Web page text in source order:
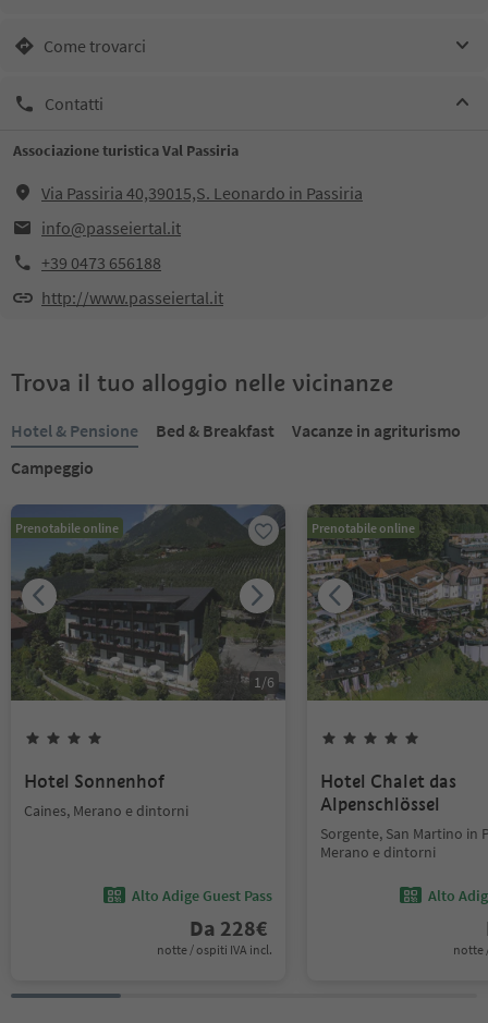
Come trovarci
Contatti
Associazione turistica Val Passiria
Via Passiria 40,39015,S. Leonardo in Passiria
info@passeiertal.it
+39 0473 656188
http://www.passeiertal.it
Trova il tuo alloggio nelle vicinanze
Hotel & Pensione Bed & Breakfast
Vacanze in agriturismo
Campeggio
Prenotabile online
1/6
Hotel Sonnenhof
Caines, Merano e dintorni
Alto Adige Guest Pass
Da 228€
notte / ospiti IVA incl.
Prenotabile online
Hotel Chalet das
Alpenschlössel
Sorgente, San Martino in
Merano e dintorni
Alto
notte